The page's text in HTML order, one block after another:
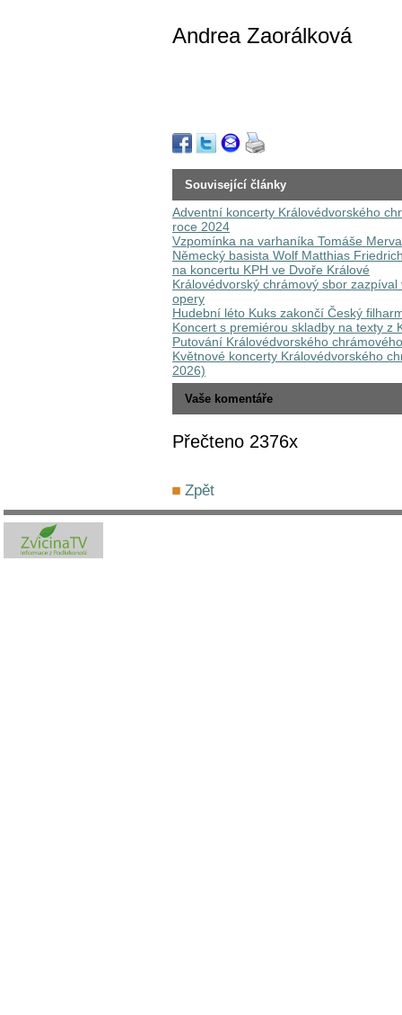
Andrea Zaorálková
Související články
Adventní koncerty Královédvorského
roce 2024
Vzpomínka na varhaníka Tomáše
Německý basista Wolf Matthias
na koncertu KPH ve Dvoře Králové
Královédvorský chrámový sbor
opery
Hudební léto Kuks zakončí Český
Koncert s premiérou skladby na texty z
Putování Královédvorského
Květnové koncerty Královédvorského
2026)
Vaše komentáře
Přečteno 2376x
Zpět